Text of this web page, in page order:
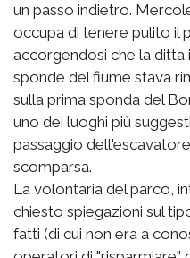
un passo indietro.
occupa di tenere pulito il
accorgendosi che la ditta
sponde del fiume stava
sulla prima sponda del
uno dei luoghi più
passaggio
scomparsa.
La volontaria del parco,
chiesto spiegazioni sul
fatti (di cui non era a